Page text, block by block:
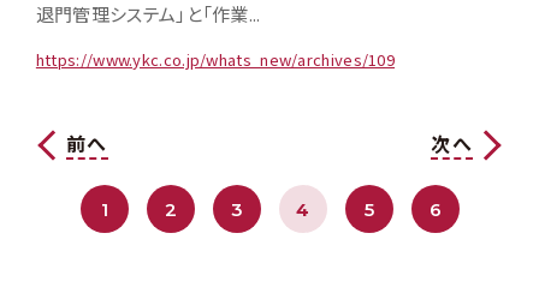
退門管理システム」と「作業...
https://www.ykc.co.jp/whats_new/archives/109
前へ 次へ
1 2 3 4 5 6